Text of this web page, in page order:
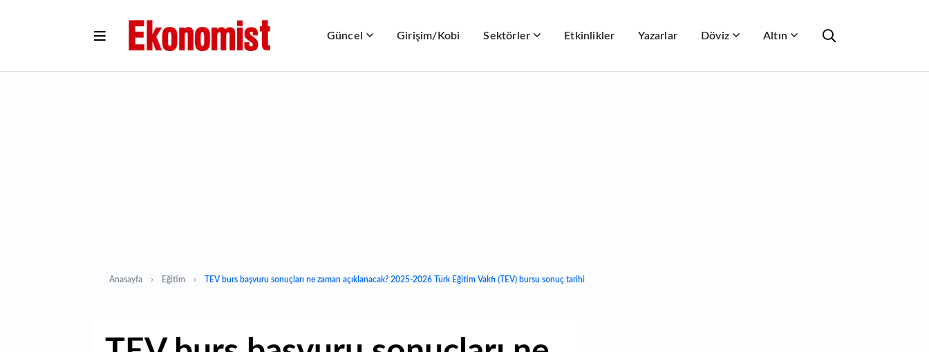
Güncel Girişim/Kobi Sektörler Etkinlikler Yazarlar Döviz Altın
Anasayfa Eğitim TEV burs başvuru sonuçları ne zaman açıklanacak? 2025-2026 Türk Eğitim Vakfı (TEV) bursu sonuç tarihi